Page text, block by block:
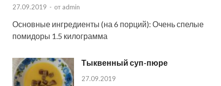
27.09.2019 - от admin
Основные ингредиенты (на 6 порций): Очень спелые
помидоры 1.5 килограмма
Тыквенный суп-пюре
27.09.2019